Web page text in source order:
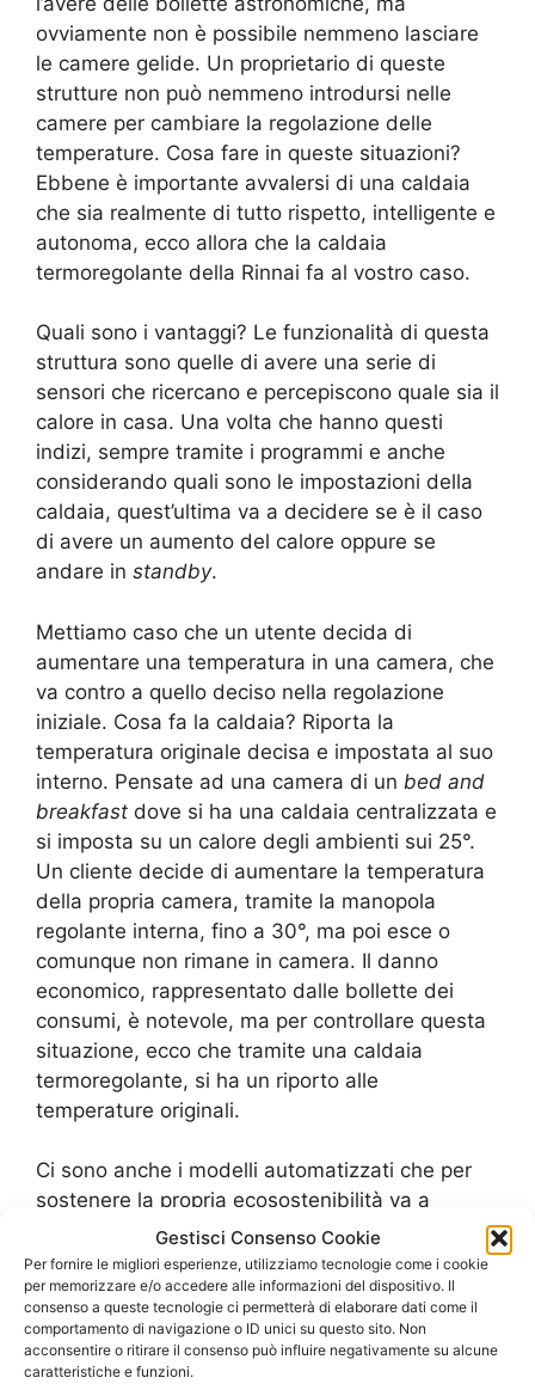
Gestisci Consenso Cookie
Per fornire le migliori esperienze, utilizziamo tecnologie come i cookie
per memorizzare e/o accedere alle informazioni del dispositivo. Il
consenso a queste tecnologie ci permetterà di elaborare dati come il
comportamento di navigazione o ID unici su questo sito. Non
acconsentire o ritirare il consenso può influire negativamente su alcune
caratteristiche e funzioni.
ovviamente non è possibile nemmeno lasciare
le camere gelide. Un proprietario di queste
strutture non può nemmeno introdursi nelle
camere per cambiare la regolazione delle
temperature. Cosa fare in queste situazioni?
Ebbene è importante avvalersi di una caldaia
che sia realmente di tutto rispetto, intelligente e
autonoma, ecco allora che la caldaia
termoregolante della Rinnai fa al vostro caso.
Quali sono i vantaggi? Le funzionalità di questa
struttura sono quelle di avere una serie di
sensori che ricercano e percepiscono quale sia il
calore in casa. Una volta che hanno questi
indizi, sempre tramite i programmi e anche
considerando quali sono le impostazioni della
caldaia, quest’ultima va a decidere se è il caso
di avere un aumento del calore oppure se
andare in standby.
Mettiamo caso che un utente decida di
aumentare una temperatura in una camera, che
va contro a quello deciso nella regolazione
iniziale. Cosa fa la caldaia? Riporta la
temperatura originale decisa e impostata al suo
interno. Pensate ad una camera di un bed and
breakfast dove si ha una caldaia centralizzata e
si imposta su un calore degli ambienti sui 25°.
Un cliente decide di aumentare la temperatura
della propria camera, tramite la manopola
regolante interna, fino a 30°, ma poi esce o
comunque non rimane in camera. Il danno
economico, rappresentato dalle bollette dei
consumi, è notevole, ma per controllare questa
situazione, ecco che tramite una caldaia
termoregolante, si ha un riporto alle
temperature originali.
Ci sono anche i modelli automatizzati che per
sostenere la propria ecosostenibilità va a
eseguire un calcolo delle temperature e ad
adeguarle in base ad un buon tepore in casa.
Questa è la spiegazione di alcune delle
caratteristiche delle caldaie, che poi variano
anche in base a determinate tipologie.